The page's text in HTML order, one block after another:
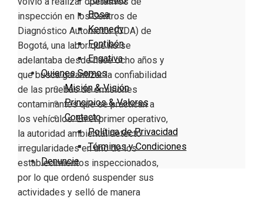
Bosa
Kennedy
Fontibón
Engativa
Quienes Somos
Misión & Visión
Principios & Valores
Contacto
Política de Privacidad
Términos y Condiciones
Denuncie
inspección en los Centros de
Diagnóstico Automotor (CDA) de
Bogotá, una labor que no se
adelantaba desde hace ocho años y
que busca garantizar la confiabilidad
de las pruebas de emisiones
contaminantes que se practican a
los vehículos. En el primer operativo,
la autoridad ambiental detectó
irregularidades en uno de los
establecimientos inspeccionados,
por lo que ordenó suspender sus
actividades y selló de manera